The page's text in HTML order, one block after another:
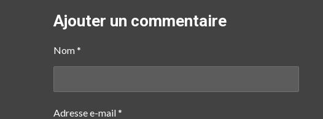
t
a
r
t
a
a
Ajouter un commentaire
Nom *
Adresse e-mail *